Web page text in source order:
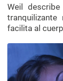
Weil
facilita al